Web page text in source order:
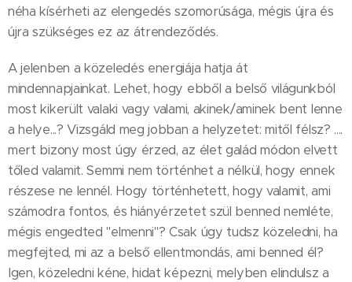
néha kísérheti az elengedés szomorúsága, mégis újra és
újra szükséges ez az átrendeződés.
A jelenben a közeledés energiája hatja át
mindennapjainkat. Lehet, hogy ebből a belső világunkból
most kikerült valaki vagy valami, akinek/aminek bent lenne
a helye...? Vizsgáld meg jobban a helyzetet: mitől félsz? ....
mert bizony most úgy érzed, az élet galád módon elvett
tőled valamit. Semmi nem történhet a nélkül, hogy ennek
részese ne lennél. Hogy történhetett, hogy valamit, ami
számodra fontos, és hiányérzetet szül benned nemléte,
mégis engedted "elmenni"? Csak úgy tudsz közeledni, ha
megfejted, mi az a belső ellentmondás, ami benned él?
Igen, közeledni kéne, hidat képezni, melyben elindulsz a